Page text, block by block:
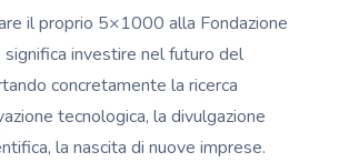
il proprio 5×1000 alla Fondazione
significa investire nel futuro del
concretamente la ricerca
tecnologica, la divulgazione
la nascita di nuove imprese.